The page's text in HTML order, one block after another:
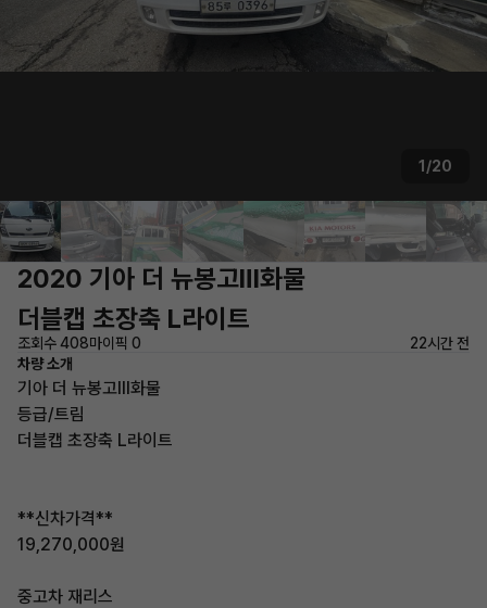
1/20
2020 기아 더 뉴봉고Ⅲ화물
더블캡 초장축 L라이트
조회수 408마이픽 0
22시간 전
차량 소개
기아 더 뉴봉고Ⅲ화물
등급/트림
더블캡 초장축 L라이트
**신차가격**
19,270,000원
중고차 재리스